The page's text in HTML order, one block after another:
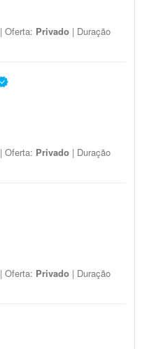
| Oferta: Privado | Duração
| Oferta: Privado | Duração
| Oferta: Privado | Duração